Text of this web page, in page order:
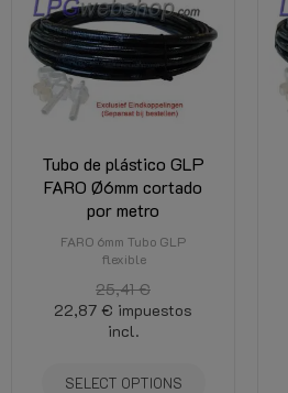
Tubo de plástico GLP
FARO Ø6mm cortado
por metro
FARO 6mm Tubo GLP
flexible
25,41 €
22,87 € impuestos
incl.
SELECT OPTIONS